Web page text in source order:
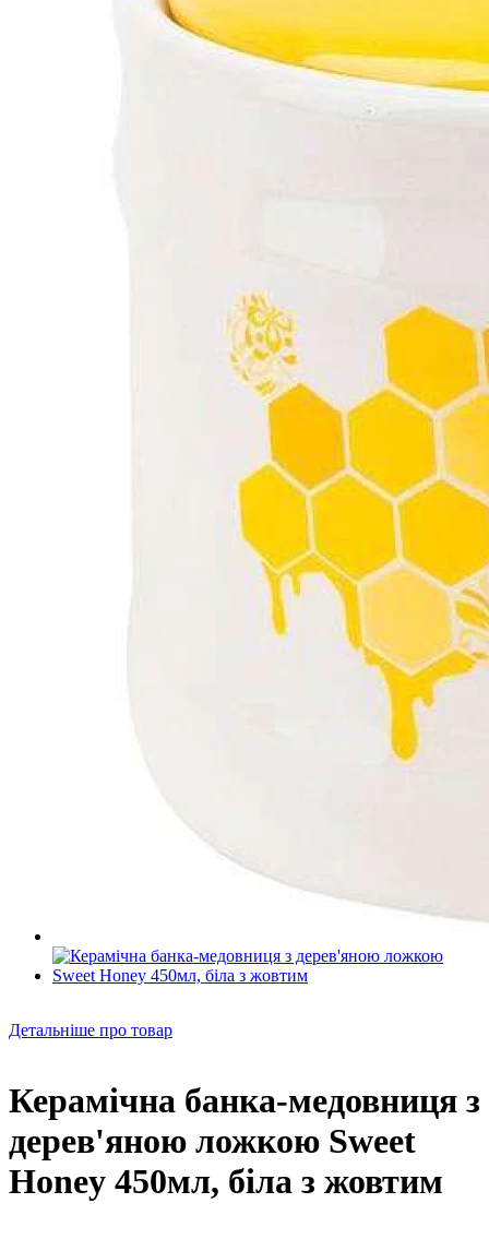
Детальніше про товар
Керамічна банка-медовниця з
дерев'яною ложкою Sweet
Honey 450мл, біла з жовтим